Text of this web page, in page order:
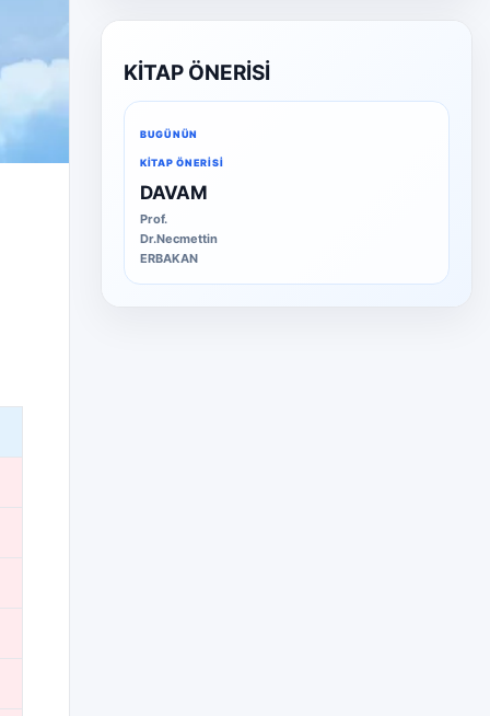
KİTAP ÖNERİSİ
BUGÜNÜN
KITAP ÖNERISI
DAVAM
Prof.
Dr.Necmettin
ERBAKAN